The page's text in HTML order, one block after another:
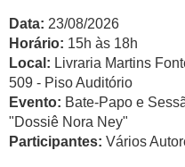
Data: 23/08/2026
Horário: 15h às 18h
Local: Livraria Martins
509 - Piso Auditório
Evento: Bate-Papo e
"Dossiê Nora Ney"
Participantes: Vários